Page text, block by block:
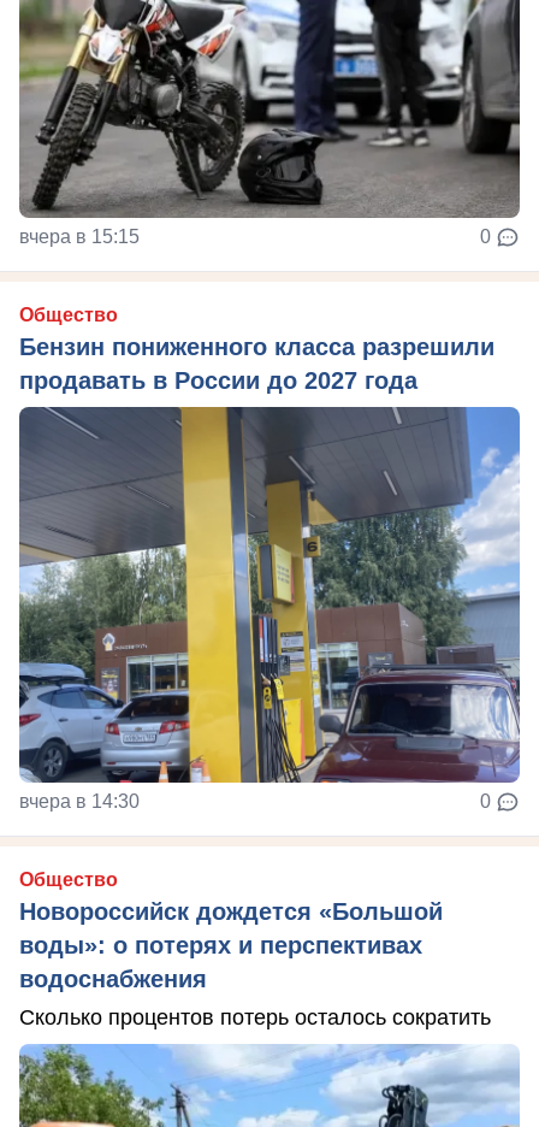
вчера в 15:15 0
Общество
Бензин пониженного класса разрешили
продавать в России до 2027 года
вчера в 14:30 0
Общество
Новороссийск дождется «Большой
воды»: о потерях и перспективах
водоснабжения
Сколько процентов потерь осталось сократить